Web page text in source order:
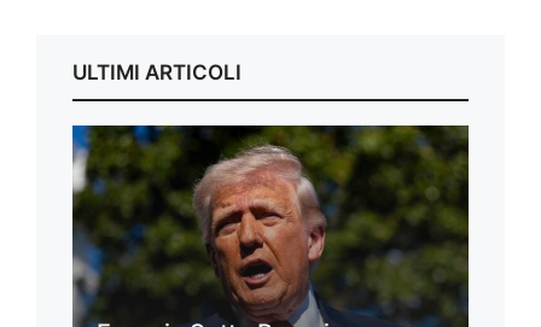
ULTIMI ARTICOLI